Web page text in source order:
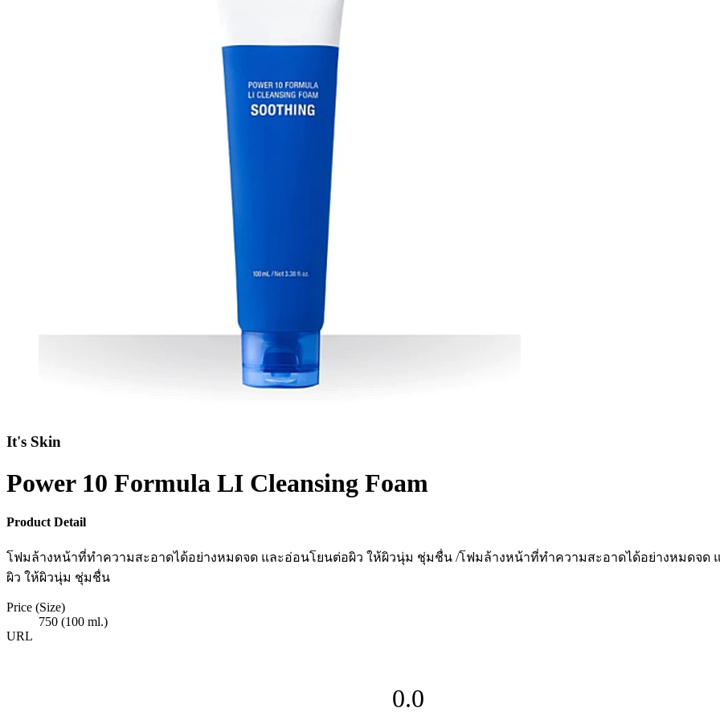
It's Skin
Power 10 Formula LI Cleansing Foam
Product Detail
โฟมล้างหน้าที่ทำความสะอาดได้อย่างหมดจด และอ่อนโยนต่อผิว ให้ผิวนุ่ม ชุ่มชื่น /โฟมล้างหน้าที่ทำความสะอาดได้อย่างหมดจด
ผิว ให้ผิวนุ่ม ชุ่มชื่น
Price (Size)
750 (100 ml.)
URL
0.0